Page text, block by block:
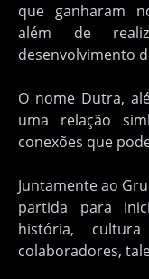
que ganharam
além de
desenvolvimento
O nome Dutra,
uma relação
conexões que
Juntamente ao
partida para
história,
colaboradores,